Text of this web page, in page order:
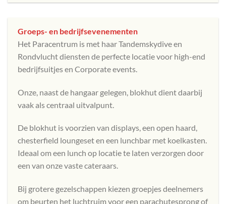
Groeps- en bedrijfsevenementen
Het Paracentrum is met haar Tandemskydive en
Rondvlucht diensten de perfecte locatie voor high-end
bedrijfsuitjes en Corporate events.
Onze, naast de hangaar gelegen, blokhut dient daarbij
vaak als centraal uitvalpunt.
De blokhut is voorzien van displays, een open haard,
chesterfield loungeset en een lunchbar met koelkasten.
Ideaal om een lunch op locatie te laten verzorgen door
een van onze vaste cateraars.
Bij grotere gezelschappen kiezen groepjes deelnemers
om beurten het luchtruim voor een parachutesprong of